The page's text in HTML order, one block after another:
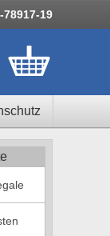
78917-19